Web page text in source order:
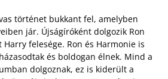
történet bukkant fel, amelyben
jár. Újságíróként dolgozik Ron
felesége. Ron és Harmonie is
és boldogan élnek. Mind a
dolgoznak, ez is kiderült a